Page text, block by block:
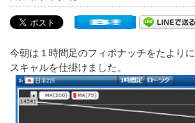
今朝は１時間足のフィボナッチをたよりに
スキャルを仕掛けました。